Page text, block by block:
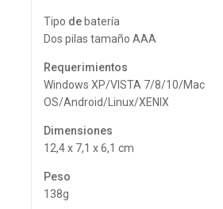
Tipo de batería
Dos pilas tamaño AAA
Requerimientos
Windows XP/VISTA 7/8/10/Mac
OS/Android/Linux/XENIX
Dimensiones
12,4 x 7,1 x 6,1 cm
Peso
138g